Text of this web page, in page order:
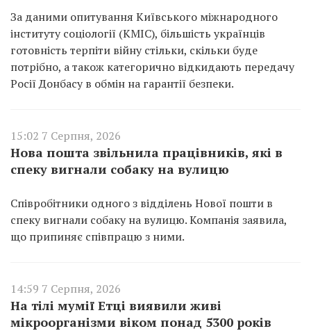
За даними опитування Київського міжнародного
інституту соціології (КМІС), більшість українців
готовність терпіти війну стільки, скільки буде
потрібно, а також категорично відкидають передачу
Росії Донбасу в обмін на гарантії безпеки.
15:02 7 Серпня, 2026
Нова пошта звільнила працівників, які в
спеку вигнали собаку на вулицю
Співробітники одного з відділень Нової пошти в
спеку вигнали собаку на вулицю. Компанія заявила,
що припиняє співпрацю з ними.
14:59 7 Серпня, 2026
На тілі мумії Етці виявили живі
мікроорганізми віком понад 5300 років